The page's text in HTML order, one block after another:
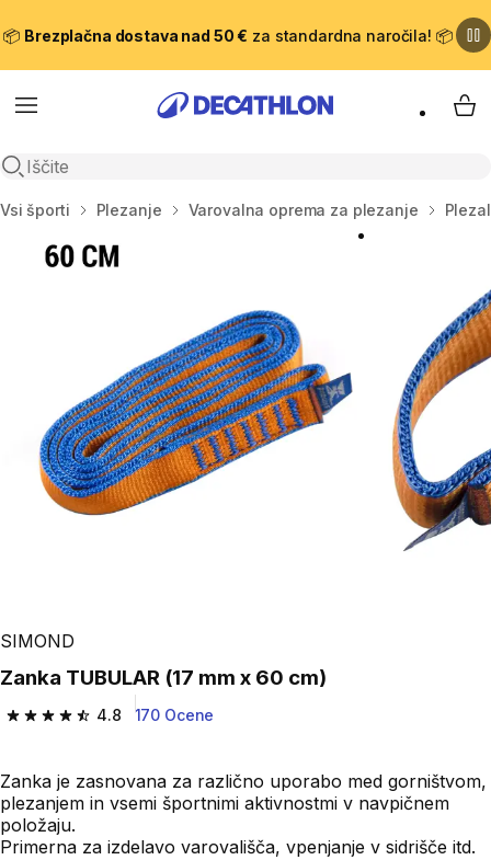
📦 Brezplačna dostava nad 50 € za standardna naročila! 📦
Meni
Odpri iskanje
Domov
Vsi športi Plezanje Varovalna oprema za plezanje
SIMOND
Zanka TUBULAR (17 mm x 60 cm)
4.8
4.8 od 5 zvezdic from 170 ocene
170 Ocene
Zanka je zasnovana za različno uporabo med gorništvom,
plezanjem in vsemi športnimi aktivnostmi v navpičnem
položaju.
Primerna za izdelavo varovališča, vpenjanje v sidrišče itd.